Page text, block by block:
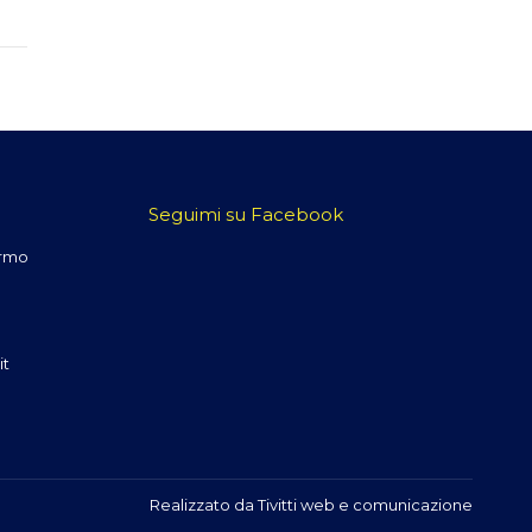
Seguimi su Facebook
Realizzato daTivitti web e comunicazione